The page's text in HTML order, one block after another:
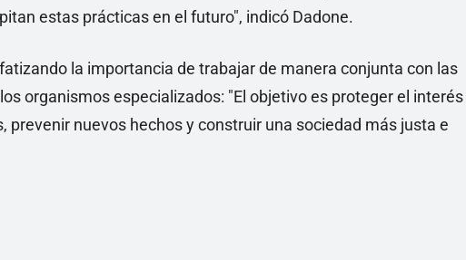
estas prácticas en el futuro", indicó Dadone.
la importancia de trabajar de manera conjunta con las
organismos especializados: "El objetivo es proteger el interés
prevenir nuevos hechos y construir una sociedad más justa e